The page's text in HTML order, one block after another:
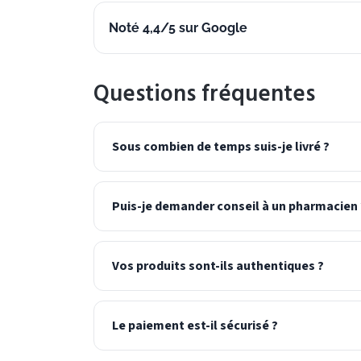
Noté 4,4/5 sur Google
Questions fréquentes
Sous combien de temps suis-je livré ?
Puis-je demander conseil à un pharmacien
Vos produits sont-ils authentiques ?
Le paiement est-il sécurisé ?